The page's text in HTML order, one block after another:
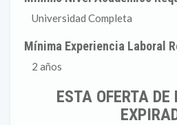
Universidad Completa
Mínima Experiencia Laboral
2 años
ESTA OFERTA DE